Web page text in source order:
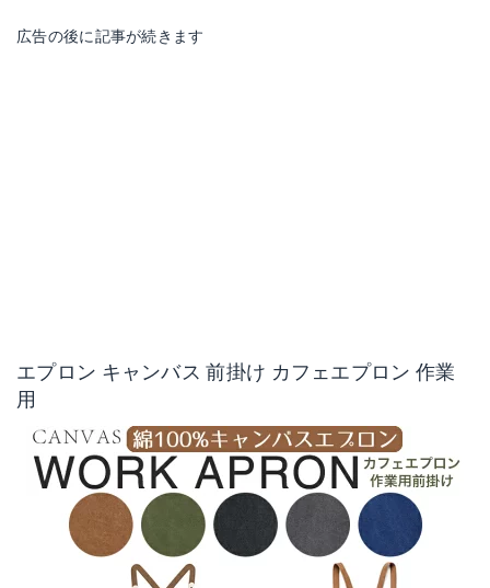
広告の後に記事が続きます
エプロン キャンバス 前掛け カフェエプロン 作業
用